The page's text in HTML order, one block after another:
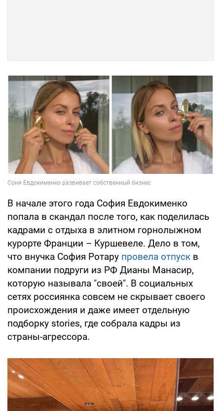
В начале этого года София Евдокименко
попала в скандал после того, как поделилась
кадрами с отдыха в элитном горнолыжном
курорте Франции – Куршевеле. Дело в том,
что внучка София Ротару провела отпуск в
компании подруги из РФ Дианы Манасир,
которую называла "своей". В социальных
сетях россиянка совсем не скрывает своего
происхождения и даже имеет отдельную
подборку stories, где собрала кадры из
страны-агрессора.